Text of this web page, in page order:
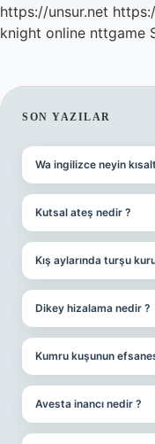
https://unsur.net
knight online nttgame
SON YAZILAR
Wa ingilizce neyin
Kutsal ateş nedir ?
Kış aylarında turşu
Dikey hizalama nedir ?
Kumru kuşunun
Avesta inancı nedir ?